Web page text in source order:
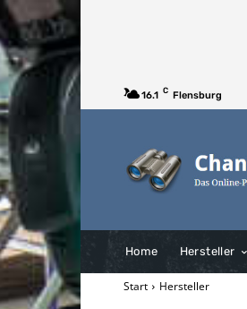
16.1 C Flensburg
Home Hersteller
Start Hersteller